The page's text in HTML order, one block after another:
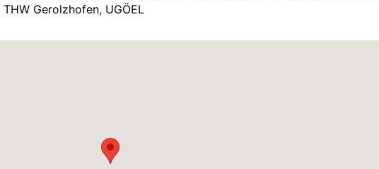
THW Gerolzhofen, UGÖEL